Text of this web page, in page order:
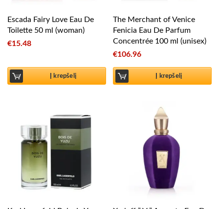
Escada Fairy Love Eau De
Toilette 50 ml (woman)
€15.48
Į krepšelį
The Merchant of Venice
Fenicia Eau De Parfum
Concentrée 100 ml (unisex)
€106.96
Į krepšelį